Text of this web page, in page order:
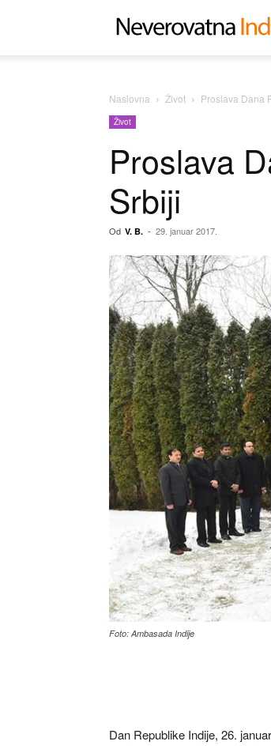
Naslovna Život Proslava Dana
Život
Proslava
Srbiji
Od V. B. - 29. januar 2017.
Foto: Ambasada Indije
Dan Republike Indije, 26.